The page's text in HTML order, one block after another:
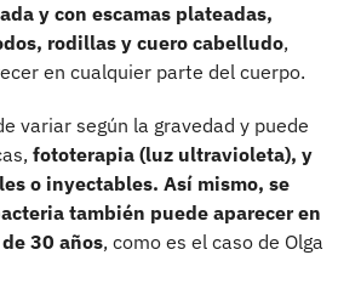
y con escamas plateadas,
rodillas y cuero cabelludo,
en cualquier parte del cuerpo.
variar según la gravedad y puede
fototerapia (luz ultravioleta), y
o inyectables. Así mismo, se
también puede aparecer en
30 años, como es el caso de Olga